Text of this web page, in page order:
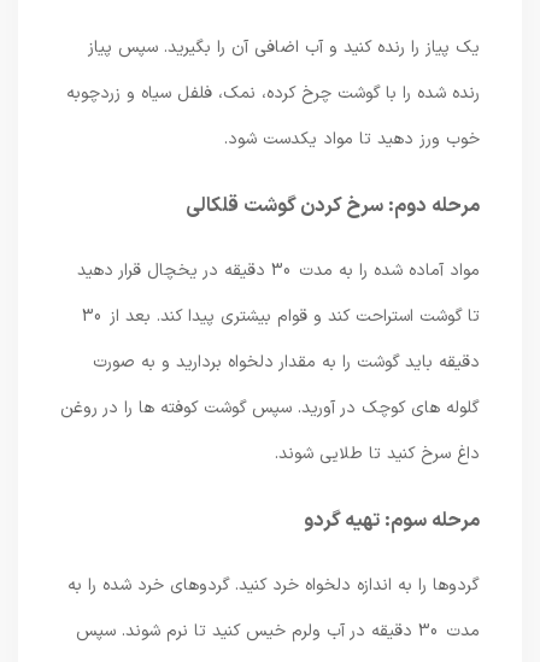
یک پیاز را رنده کنید و آب اضافی آن را بگیرید. سپس پیاز
رنده شده را با گوشت چرخ کرده، نمک، فلفل سیاه و زردچوبه
خوب ورز دهید تا مواد یکدست شود.
مرحله دوم: سرخ کردن گوشت قلکالی
مواد آماده شده را به مدت 30 دقیقه در یخچال قرار دهید
تا گوشت استراحت کند و قوام بیشتری پیدا کند. بعد از 30
دقیقه باید گوشت را به مقدار دلخواه بردارید و به صورت
گلوله های کوچک در آورید. سپس گوشت کوفته ها را در روغن
داغ سرخ کنید تا طلایی شوند.
مرحله سوم: تهیه گردو
گردوها را به اندازه دلخواه خرد کنید. گردوهای خرد شده را به
مدت 30 دقیقه در آب ولرم خیس کنید تا نرم شوند. سپس